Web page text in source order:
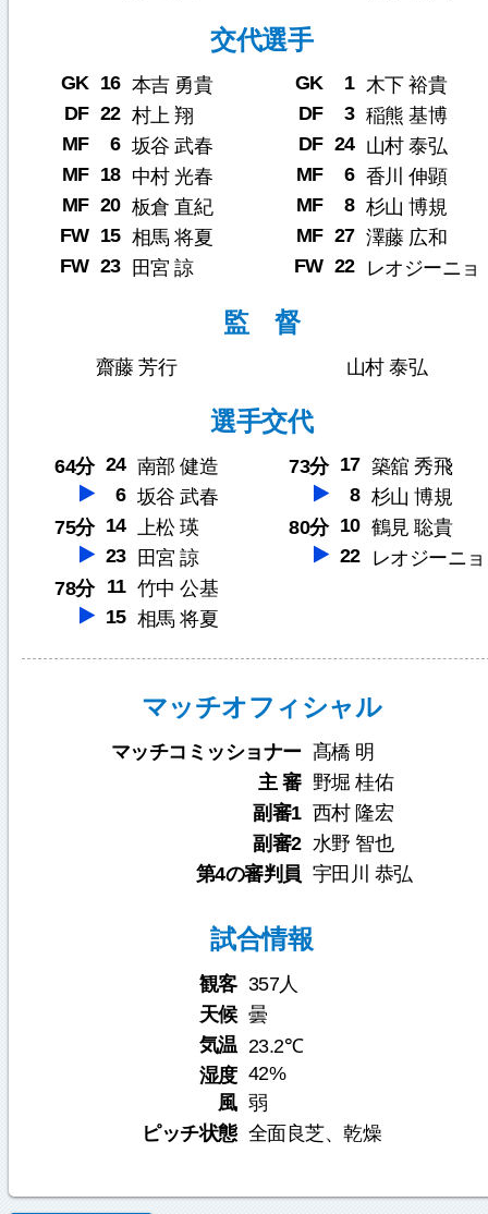
交代選手
GK 16 本吉 勇貴
DF 22 村上 翔
MF
6 坂谷 武春
MF 18 中村 光春
MF 20 板倉 直紀
FW 15 相馬 将夏
FW 23 田宮 諒
GK 1 木下 裕貴
DF
3 稲熊 基博
DF 24 山村 泰弘
MF
6 香川 伸顕
MF
8 杉山 博規
MF 27 澤藤 広和
FW 22 レオジーニョ
監 督
齋藤 芳行 山村 泰弘
選手交代
64分 24 南部 健造
6 坂谷 武春
75分 14 上松 瑛
23
田宮 諒
78分
11 竹中 公基
15 相馬 将夏
73分 17 築舘 秀飛
8 杉山 博規
80分 10 鶴見 聡貴
22
レオジーニョ
マッチオフィシャル
マッチコミッショナー 髙橋 明
主 審 野堀 桂佑
副審1 西村 隆宏
副審2 水野 智也
第4の審判員 宇田川 恭弘
試合情報
観客 357人
天候 曇
気温 23.2℃
湿度 42%
風 弱
ピッチ状態 全面良芝、乾燥